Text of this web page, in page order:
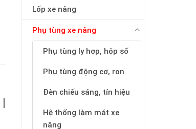
Lốp xe nâng
Phụ tùng xe nâng
Phụ tùng ly hợp, hộp số
Phụ tùng động cơ, ron
Đèn chiếu sáng, tín hiệu
Hệ thống làm mát xe
nâng